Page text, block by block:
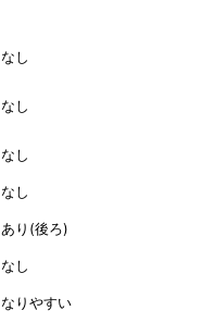
なし
なし
なし
なし
あり(後ろ)
なし
なりやすい